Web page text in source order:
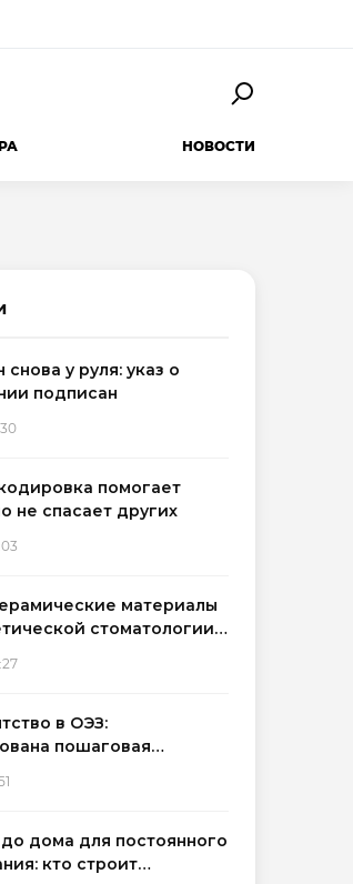
НОВОСТИ
у руля: указ о
подписан
помогает
не спасает других
материалы
стоматологии
в ОЭЗ:
пошаговая
льгот для инвесторов
дома для постоянного
кто строит